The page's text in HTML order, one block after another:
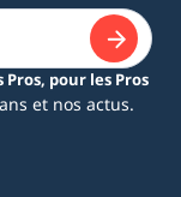
pour les Pros
et nos actus.